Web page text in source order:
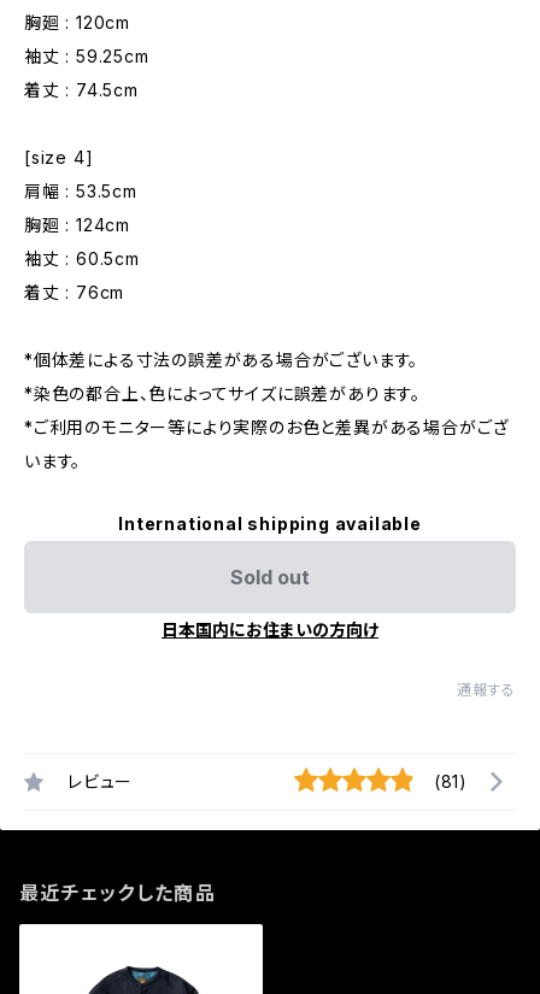
胸廻 : 120cm
袖丈 : 59.25cm
着丈 : 74.5cm
[size 4]
肩幅 : 53.5cm
胸廻 : 124cm
袖丈 : 60.5cm
着丈 : 76cm
*個体差による寸法の誤差がある場合がございます。
*染色の都合上、色によってサイズに誤差があります。
*ご利用のモニター等により実際のお色と差異がある場合がござ
います。
International shipping available
Sold out
日本国内にお住まいの方向け
通報する
レビュー (81)
最近チェックした商品